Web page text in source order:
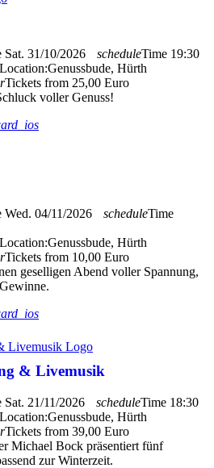
Sat. 31/10/2026 scheduleTime 19:30
Genussbude, Hürth
Tickets from 25,00 Euro
voller Genuss!
Wed. 04/11/2026 scheduleTime
Genussbude, Hürth
Tickets from 10,00 Euro
geselligen Abend voller Spannung,
& Livemusik
Sat. 21/11/2026 scheduleTime 18:30
Genussbude, Hürth
Tickets from 39,00 Euro
Michael Bock präsentiert fünf
zur Winterzeit.